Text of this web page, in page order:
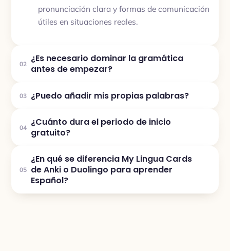
pronunciación clara y formas de comunicación
útiles en situaciones reales.
02 ¿Es necesario dominar la gramática
antes de empezar?
03 ¿Puedo añadir mis propias palabras?
04 ¿Cuánto dura el periodo de inicio
gratuito?
05
¿En qué se diferencia My Lingua Cards
de Anki o Duolingo para aprender
Español?